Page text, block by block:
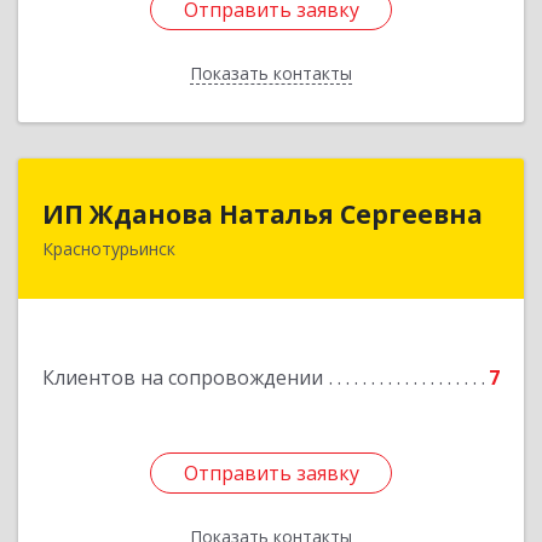
Отправить заявку
Показать контакты
Отправить заявку
Назад
ИП Жданова Наталья Сергеевна
Краснотурьинск
Клиентов на сопровождении 7
Отправить заявку
Показать контакты
Отправить заявку
Назад